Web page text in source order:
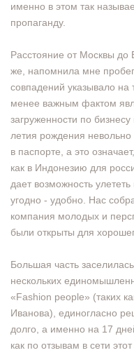
именно в этом так
пропаганду.
Расстояние от Москвы
же, напомнила мне
совпадений указывало на
менее важным фактом
загруженности по
летия рождения
в паспорте, а это
как в Индонезию для
дает возможность
угодно - удобно. Нас
компания молодых и
были открыты для
Большая часть
нескольких
«Fashion people» (таких
Иванова), единогласно
долго, а именно на 17
как по отзывам в сети